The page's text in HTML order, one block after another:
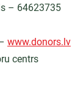
– 64623735
www.donors.lv
centrs